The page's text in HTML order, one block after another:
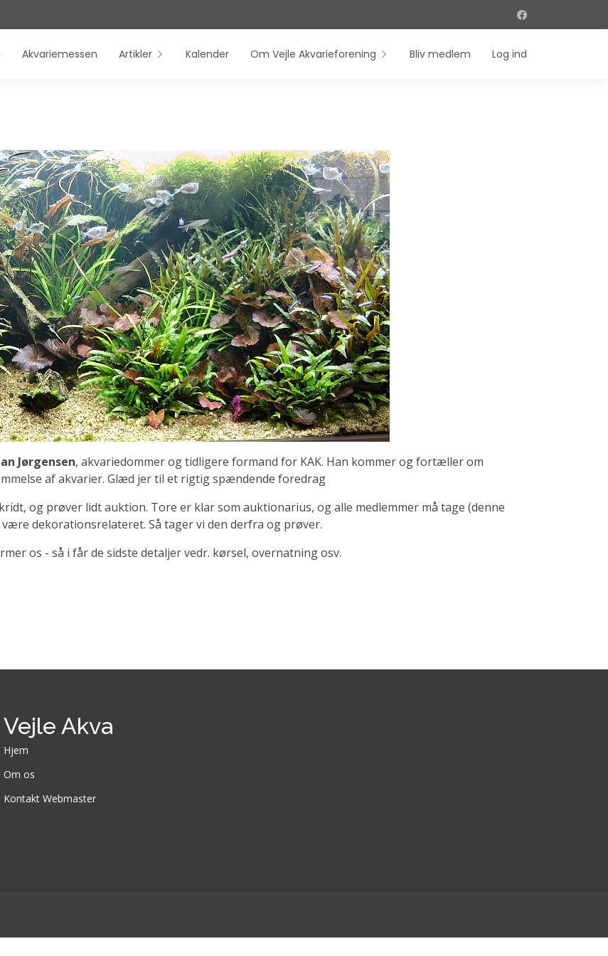
Akvariemessen Artikler Kalender Om Vejle Akvarieforening Bliv medlem Log ind
Jørgensen, akvariedommer og tidligere formand for KAK. Han kommer og fortæller om
af akvarier. Glæd jer til et rigtig spændende foredrag
og prøver lidt auktion. Tore er klar som auktionarius, og alle medlemmer må tage (denne
dekorationsrelateret. Så tager vi den derfra og prøver.
os - så i får de sidste detaljer vedr. kørsel, overnatning osv.
Vejle Akva
Hjem
Om os
Kontakt Webmaster